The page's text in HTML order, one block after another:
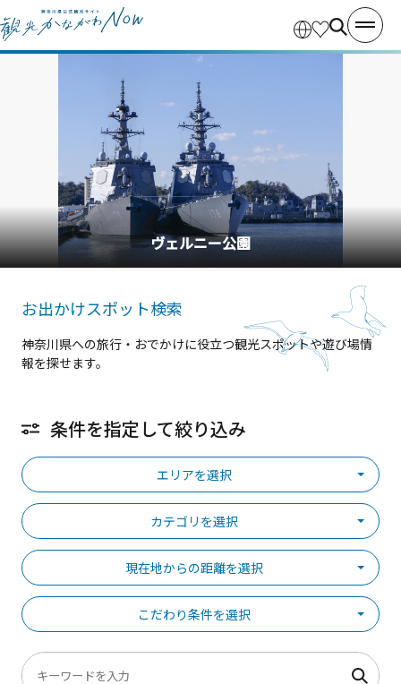
横浜中華街
お出かけスポット検索
神奈川県への旅行・おでかけに役立つ観光スポットや遊び場情
報を探せます。
条件を指定して絞り込み
エリアを選択
カテゴリを選択
現在地からの距離を選択
こだわり条件を選択